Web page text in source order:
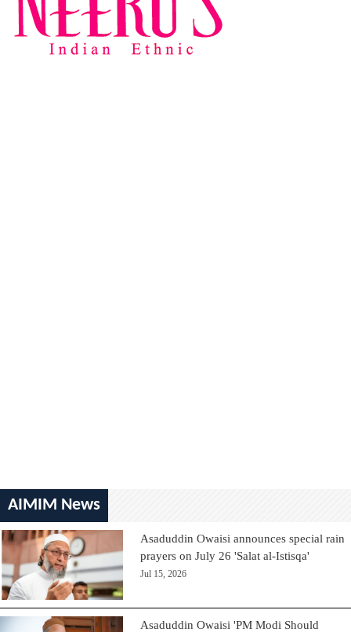
AIMIM News
Asaduddin Owaisi announces special rain
prayers on July 26 'Salat al-Istisqa'
Jul 15, 2026
Asaduddin Owaisi 'PM Modi Should